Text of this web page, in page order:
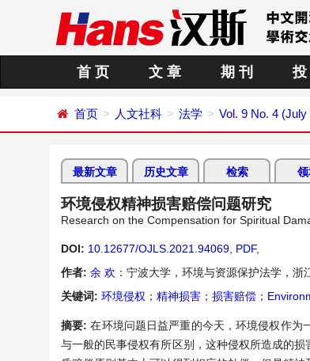
首 页 文 章 期 刊 投
首页 人文社科 法学 Vol. 9 No. 4 (July
最新文章 历史文章 检索
环境侵权精神损害赔偿问题研究
Research on the Compensation for Spiritual
DOI: 10.12677/OJLS.2021.94069 PDF,
作者: 余 欢 ：宁波大学，环境与资源保护法学，浙
关键词: 环境侵权 ； 精神损害 ； 损害赔偿 ；
摘要:在环境问题日益严重的今天，环境侵权作为
与一般的民事侵权有所区别，这种侵权所造成的